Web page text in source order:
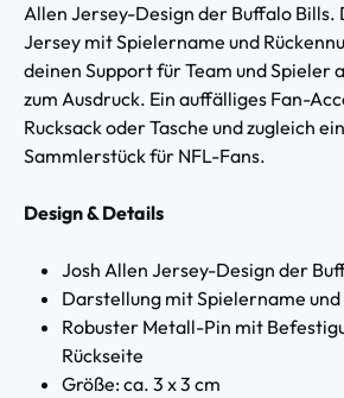
Allen Jersey-Design der Buffalo Bills.
Jersey mit Spielername und
deinen Support für Team und Spieler
zum Ausdruck. Ein auffälliges Fan-
Rucksack oder Tasche und zugleich
Sammlerstück für NFL-Fans.
Design & Details
Josh Allen Jersey-Design der
Darstellung mit Spielername
Robuster Metall-Pin mit
Rückseite
Größe: ca. 3 x 3 cm